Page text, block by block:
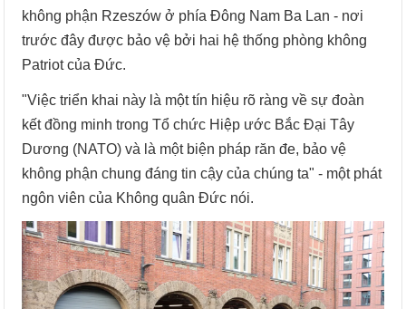
không phận Rzeszów ở phía Đông Nam Ba Lan - nơi
trước đây được bảo vệ bởi hai hệ thống phòng không
Patriot của Đức.
"Việc triển khai này là một tín hiệu rõ ràng về sự đoàn
kết đồng minh trong Tổ chức Hiệp ước Bắc Đại Tây
Dương (NATO) và là một biện pháp răn đe, bảo vệ
không phận chung đáng tin cậy của chúng ta" - một phát
ngôn viên của Không quân Đức nói.